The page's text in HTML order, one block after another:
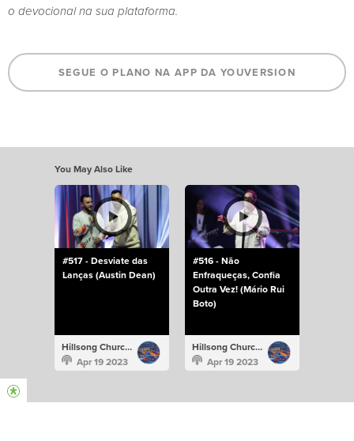
o devocional na sua plataforma.
SEGUE O PLANO NA APP DA YOUVERSION
You May Also Like
#517 - Desviate das
Lanças (Austin Dean)
Hillsong Church Portugal
Apr 19 2023
#516 - Não
Enfraqueças, Confia
Outra Vez! (Mário Rui
Boto)
Hillsong Church Portugal
Apr 19 2023